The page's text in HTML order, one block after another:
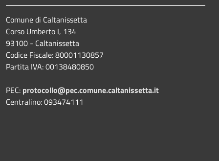
Comune di Caltanissetta
Corso Umberto I, 134
93100 - Caltanissetta
Codice Fiscale: 80001130857
Partita IVA: 00138480850
PEC: protocollo@pec.comune.caltanissetta.it
Centralino: 093474111